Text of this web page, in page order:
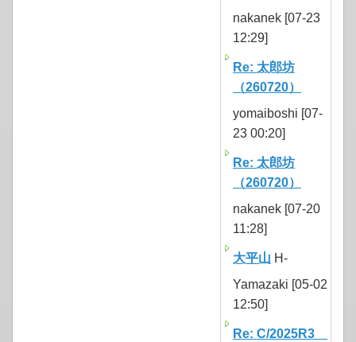
nakanek [07-23
12:29]
Re: 太郎坊
（260720）
yomaiboshi [07-
23 00:20]
Re: 太郎坊
（260720）
nakanek [07-20
11:28]
大平山 H-
Yamazaki [05-02
12:50]
Re: C/2025R3